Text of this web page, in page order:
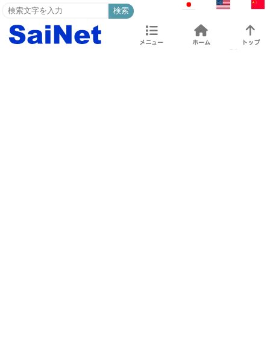
検索
メニュー ホーム トップ